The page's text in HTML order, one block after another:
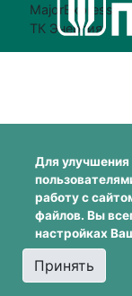
MajorExpress,
ТК Энергия
Для улучшения
работу с
файлов. Вы
настройках
Принять